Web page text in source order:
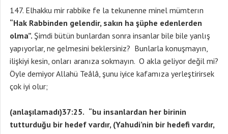
Elhakku mir rabbike fe la tekunenne minel mümterın
“Hak Rabbinden gelendir, sakın ha şüphe edenlerden
olma”. Şimdi bütün bunlardan sonra insanlar bile bile yanlış
yapıyorlar, ne gelmesini beklersiniz? Bunlarla konuşmayın,
ilişkiyi kesin, onları aranıza sokmayın. O akla geliyor değil mi?
Öyle demiyor Allahü Teâlâ, şunu iyice kafamıza yerleştirirsek
çok iyi olur;
(anlaşılamadı)37:25. “bu insanlardan her birinin
tutturduğu bir hedef vardır, (Yahudi’nin bir hedefi vardır,